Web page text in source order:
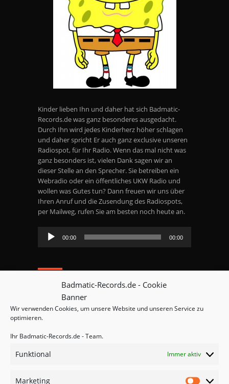
Badmatic-Records.de - Cookie
Banner
Wir verwenden Cookies, um unsere Website und unseren Service zu
optimieren.
Ihr Badmatic-Records.de - Team.
Funktional Immer aktiv
Marketing
Kinder lieben Ihn und daher hat sich Badmatic-
Records.de was ganz besonderes ausgedacht.
Durch Ihn wird jedes Kinderherz höher schlagen
und daher spricht Er auch ganz exclusive unseren
Radiospot, für Ihr Radio. Wenn das mal nicht was
ganz besonders ist, vielen Dank sagen wir an
dieser Stelle an den Sprecher. Sie betreiben ein
Webradio oder ein öffentliches UKW Radio und
wollen was Gutes tun? Dann freuen wir uns über
Ihren Anruf und die Zusendung des Radiospots,
per Mailweg, rufen Sie am besten noch heute an.
Audio-
Player
00:00 00:00
Currently there are no comments related to this
article. You have a special honor to be the first
sein, um einen Kommentar